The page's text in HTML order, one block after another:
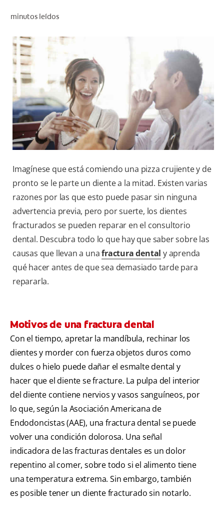
PARA PROFESIONALES
CUPONES
CO (ES)
SUSCRÍBETE
minutos leídos
Imagínese que está comiendo una pizza crujiente y de
pronto se le parte un diente a la mitad. Existen varias
razones por las que esto puede pasar sin ninguna
advertencia previa, pero por suerte, los dientes
fracturados se pueden reparar en el consultorio
dental. Descubra todo lo que hay que saber sobre las
causas que llevan a unafractura dental y aprenda
qué hacer antes de que sea demasiado tarde para
repararla.
Motivos de una fractura dental
Con el tiempo, apretar la mandíbula, rechinar los
dientes y morder con fuerza objetos duros como
dulces o hielo puede dañar el esmalte dental y
hacer que el diente se fracture. La pulpa del interior
del diente contiene nervios y vasos sanguíneos, por
lo que, según la Asociación Americana de
Endodoncistas (AAE), una fractura dental se puede
volver una condición dolorosa. Una señal
indicadora de las fracturas dentales es un dolor
repentino al comer, sobre todo si el alimento tiene
una temperatura extrema. Sin embargo, también
es posible tener un diente fracturado sin notarlo.